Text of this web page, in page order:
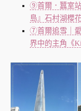
⑨首爾．蠶室
島』石村湖櫻花
⑦首爾追雪｜
界中的主角《